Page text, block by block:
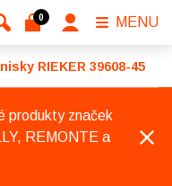
RIEKER 39608-45
produkty značek
REMONTE a
0 MENU